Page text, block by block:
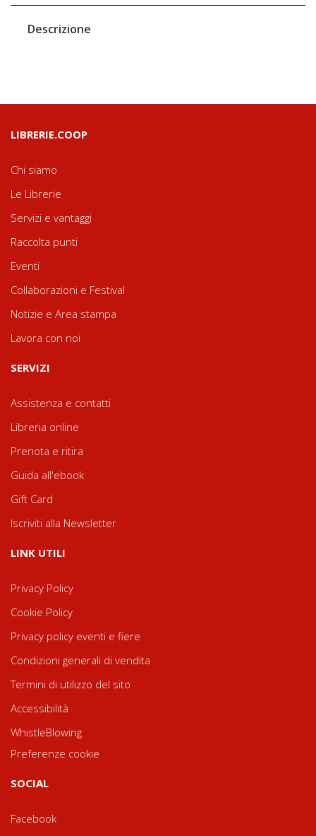
Descrizione
LIBRERIE.COOP
Chi siamo
Le Librerie
Servizi e vantaggi
Raccolta punti
Eventi
Collaborazioni e Festival
Notizie e Area stampa
Lavora con noi
SERVIZI
Assistenza e contatti
Libreria online
Prenota e ritira
Guida all'ebook
Gift Card
Iscriviti alla Newsletter
LINK UTILI
Privacy Policy
Cookie Policy
Privacy policy eventi e fiere
Condizioni generali di vendita
Termini di utilizzo del sito
Accessibilità
WhistleBlowing
Preferenze cookie
SOCIAL
Facebook